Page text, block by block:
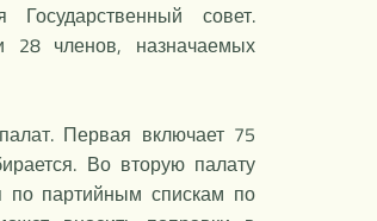
совет.
28 членов, назначаемых
Первая включает 75
Во вторую палату
по партийным спискам по